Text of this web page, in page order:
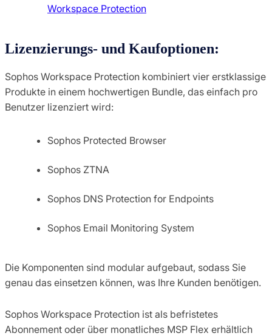
Workspace Protection
Lizenzierungs- und Kaufoptionen:
Sophos Workspace Protection kombiniert vier erstklassige
Produkte in einem hochwertigen Bundle, das einfach pro
Benutzer lizenziert wird:
Sophos Protected Browser
Sophos ZTNA
Sophos DNS Protection for Endpoints
Sophos Email Monitoring System
Die Komponenten sind modular aufgebaut, sodass Sie
genau das einsetzen können, was Ihre Kunden benötigen.
Sophos Workspace Protection ist als befristetes
Abonnement oder über monatliches MSP Flex erhältlich